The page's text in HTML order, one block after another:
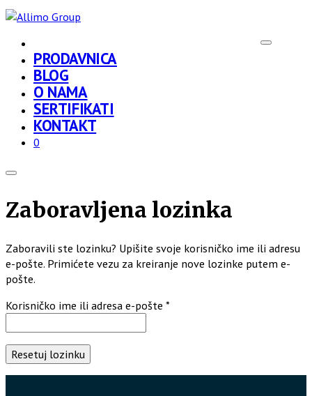
PRODAVNICA
BLOG
O NAMA
SERTIFIKATI
KONTAKT
0
Zaboravljena lozinka
Zaboravili ste lozinku? Upišite svoje korisničko ime ili adresu
e-pošte. Primićete vezu za kreiranje nove lozinke putem e-
pošte.
Korisničko ime ili adresa e-pošte *
Resetuj lozinku